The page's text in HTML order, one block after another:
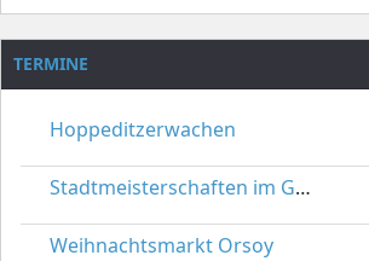
TERMINE
Hoppeditzerwachen
Stadtmeisterschaften im Gardetanz
Weihnachtsmarkt Orsoy